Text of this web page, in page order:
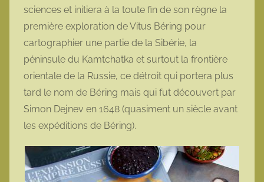
sciences et initiera à la toute fin de son règne la
première exploration de Vitus Béring pour
cartographier une partie de la Sibérie, la
péninsule du Kamtchatka et surtout la frontière
orientale de la Russie, ce détroit qui portera plus
tard le nom de Béring mais qui fut découvert par
Simon Dejnev en 1648 (quasiment un siècle avant
les expéditions de Béring).